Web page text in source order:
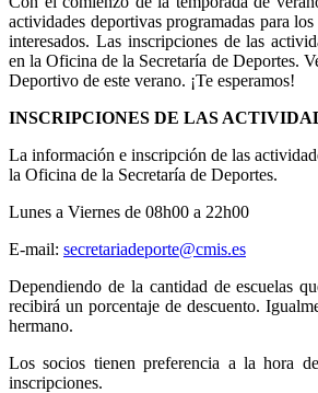
actividades deportivas programadas para
interesados. Las inscripciones de las
en la Oficina de la Secretaría de Deportes.
Deportivo de este verano. ¡Te esperamos!
INSCRIPCIONES DE LAS
La información e inscripción de las
la Oficina de la Secretaría de Deportes.
Lunes a Viernes de 08h00 a 22h00
E-mail: secretariadeporte@cmis.es
Dependiendo de la cantidad de escuelas
recibirá un porcentaje de descuento.
hermano.
Los socios tienen preferencia a la hora
inscripciones.